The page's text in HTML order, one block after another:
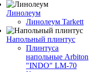
Линолеум
Линолеум Tarkett
Напольный плинтус
Плинтуса
напольные Arbiton
"INDO" LM-70